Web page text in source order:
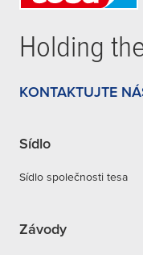
Holding
KONTAKTUJTE
Sídlo
Sídlo společnosti tesa
Závody